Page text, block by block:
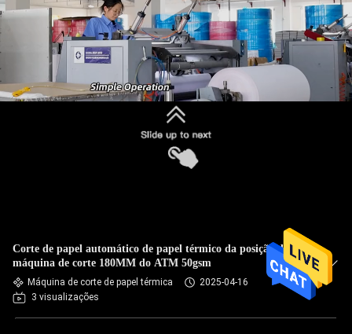
Corte de papel automático de papel térmico da posição da
máquina de corte 180MM do ATM 50gsm
Máquina de corte de papel térmica
2025-04-16
3 visualizações